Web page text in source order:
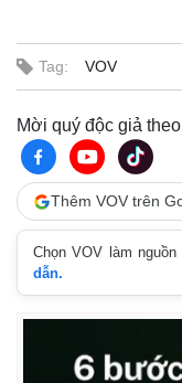
Tag: VOV
Mời quý độc giả
Thêm VOV trên
Chọn VOV làm
dẫn.